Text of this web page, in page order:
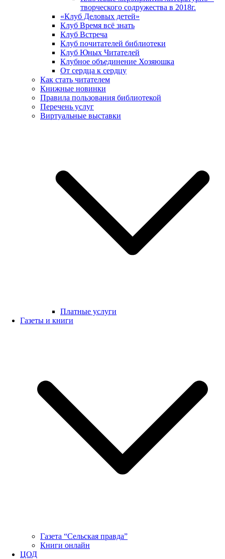
творческого содружества в 2018г.
«Клуб Деловых детей»
Клуб Время всё знать
Клуб Встреча
Клуб почитателей библиотеки
Клуб Юных Читателей
Клубное объединение Хозяюшка
От сердца к сердцу
Как стать читателем
Книжные новинки
Правила пользования библиотекой
Перечень услуг
Виртуальные выставки
Платные услуги
Газеты и книги
Газета “Сельская правда”
Книги онлайн
ЦОД